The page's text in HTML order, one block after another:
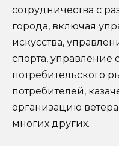
сотрудничества с
города, включая
искусства,
спорта, управление
потребительского
потребителей,
организацию
многих других.